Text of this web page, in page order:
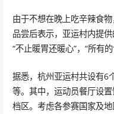
由于不想在晚上吃辛辣食
品尝后表示，亚运村内提
“不止暖胃还暖心”，“所有
据悉，杭州亚运村共设有6
等。其中，运动员餐厅设
档区。考虑各参赛国家及地